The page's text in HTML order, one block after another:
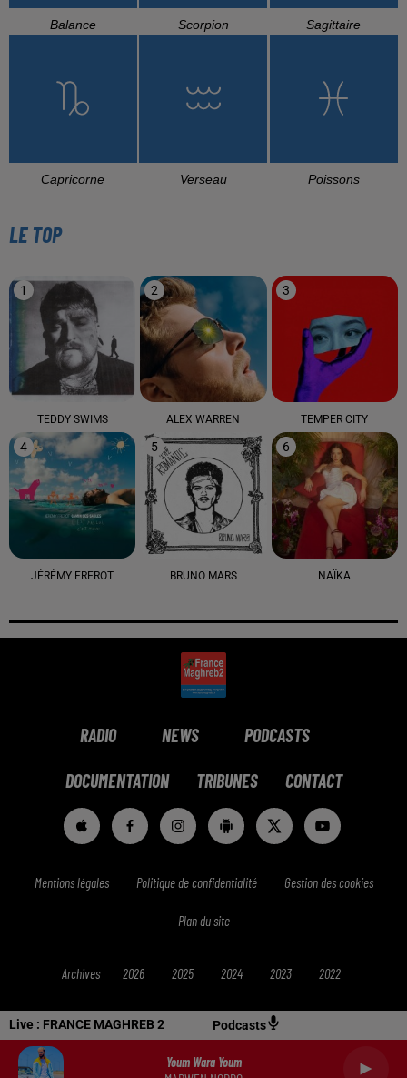
Live : FRANCE MAGHREB 2 Podcasts
Youm Wara Youm
Balance Scorpion Sagittaire
Capricorne Verseau Poissons
LE TOP
1
TEDDY SWIMS
2
ALEX WARREN
3
TEMPER CITY
4
JÉRÉMY FREROT
5
BRUNO MARS
6
NAÏKA
RADIO NEWS PODCASTS
DOCUMENTATION TRIBUNES CONTACT
Mentions légales Politique de confidentialité Gestion des cookies
Plan du site
Archives 2026 2025 2024 2023 2022